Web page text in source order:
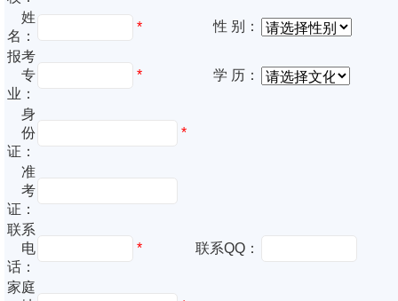
姓
名：
*
性 别：
报考
专
业：
* 学 历：
身
份
证：
*
准
考
证：
联系
电
话：
* 联系QQ：
家庭